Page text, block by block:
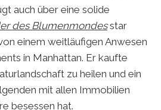
auch über eine solide
des Blumenmondesstar
einem weitläufigen Anwesen
in Manhattan. Er kaufte
zu heilen und ein
mit allen Immobilien
besessen hat.